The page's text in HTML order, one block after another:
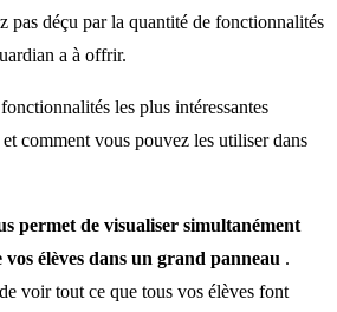
pas déçu par la quantité de fonctionnalités
a à offrir.
les plus intéressantes
comment vous pouvez les utiliser dans
permet de visualiser simultanément
vos élèves dans un grand panneau .
voir tout ce que tous vos élèves font